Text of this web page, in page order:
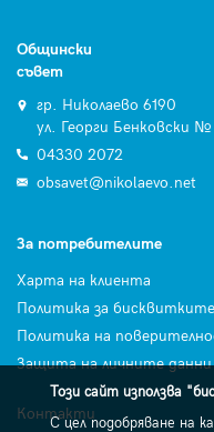
Общински
съвет
гр. Николаево 6190
ул. Георги Бенковски №
04330 2072
obsavet@nikolaevo.net
За потребителите
Харта на клиента
Политика за бисквитките
Политика на
Защита на личните данни
Контакти
Този сайт използва
С цел подобряване на